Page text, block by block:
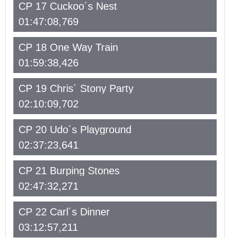
CP 17 Cuckoo´s Nest
01:47:08,769
CP 18 One Way Train
01:59:38,426
CP 19 Chris´ Stony Party
02:10:09,702
CP 20 Udo´s Playground
02:37:23,641
CP 21 Burping Stones
02:47:32,271
CP 22 Carl´s Dinner
03:12:57,211